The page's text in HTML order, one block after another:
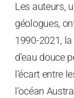
Les auteurs,
géologues,
1990-2021,
d’eau douce
l’écart entre
l’océan